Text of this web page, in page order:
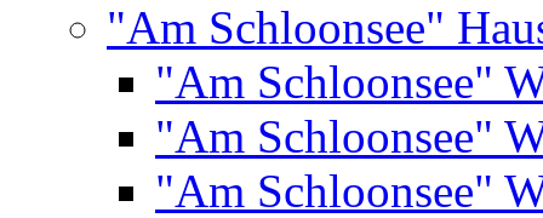
"Am Schloonsee"
"Am Schloonsee"
"Am Schloonsee"
"Am Schloonsee"